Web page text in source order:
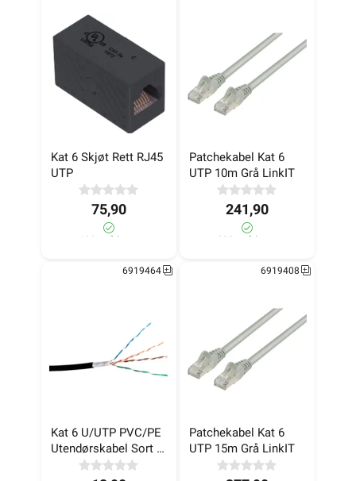
Kat 6 Skjøt Rett RJ45
UTP
75,90
400+ på lager
Patchekabel Kat 6
UTP 10m Grå LinkIT
241,90
200+ på lager
Kat 6 U/UTP PVC/PE
Utendørskabel Sort
305m LinkIT
6919464
Patchekabel Kat 6
UTP 15m Grå LinkIT
6919408